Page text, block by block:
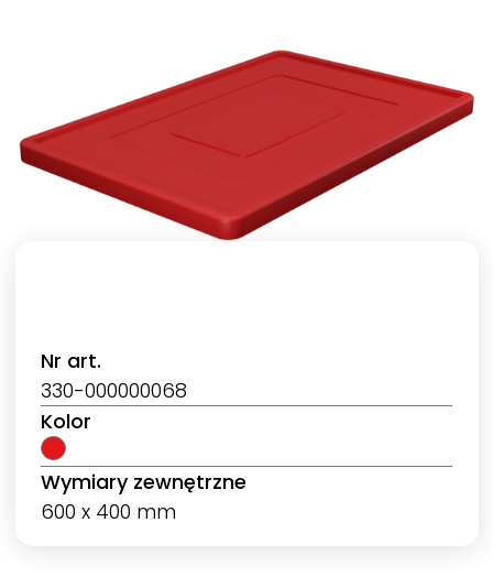
Nr art.
330-000000068
Kolor
Wymiary zewnętrzne
600 x 400 mm